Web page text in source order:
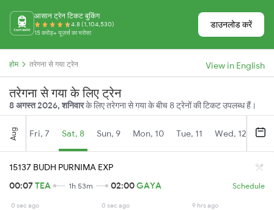
आसान ट्रेन टिकट बुकिंग
4.8 (1,104,530)
15 करोड़+ यूज़र्स का भरोसा
डाउनलोड करें
होम तरेगना से गया ट्रेन View in English
तरेगना से गया के लिए ट्रेन
8 अगस्त 2026, शनिवारके लिए तरेगना से गया के बीच 8 ट्रेनों की टिकट उपलब्ध हैं।
Aug Fri, 7 Sat, 8 Sun, 9 Mon, 10 Tue, 11 Wed, 12
15137 BUDH PURNIMA EXP
00:07TEA 1h 53m 02:00GAYA Schedule
0 sec ago 0 sec ago 9 hrs ago